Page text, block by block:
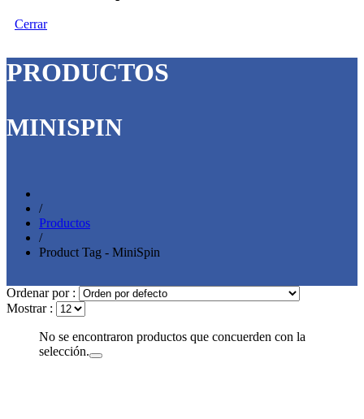
Cerrar
PRODUCTOS
MINISPIN
/
Productos
/
Product Tag - MiniSpin
Ordenar por :
Mostrar :
No se encontraron productos que concuerden con la
selección.